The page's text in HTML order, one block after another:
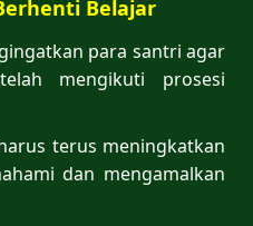
Belajar
para santri agar
mengikuti prosesi
terus meningkatkan
dan mengamalkan